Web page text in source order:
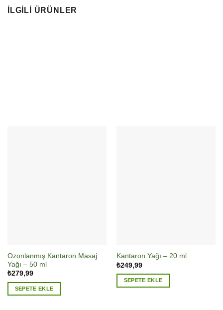
İLGILI ÜRÜNLER
Ozonlanmış Kantaron Masaj
Yağı – 50 ml
₺279,99
SEPETE EKLE
Kantaron Yağı – 20 ml
₺249,99
SEPETE EKLE